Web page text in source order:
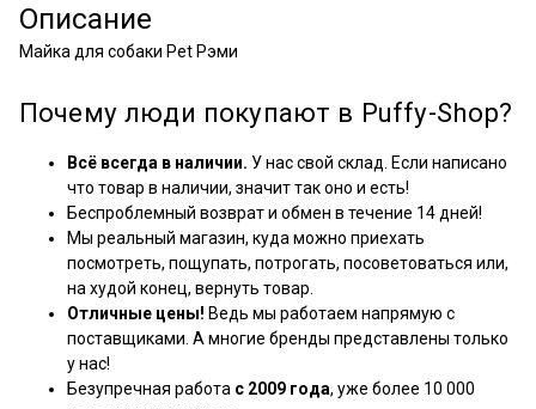
Описание
Майка для собаки Pet Рэми
Почему люди покупают в Puffy-Shop?
Всё всегда в наличии. У нас свой склад. Если написано
что товар в наличии, значит так оно и есть!
Беспроблемный возврат и обмен в течение 14 дней!
Мы реальный магазин, куда можно приехать
посмотреть, пощупать, потрогать, посоветоваться или,
на худой конец, вернуть товар.
Отличные цены! Ведь мы работаем напрямую с
поставщиками. А многие бренды представлены только
у нас!
Безупречная работа с 2009 года, уже более 10 000